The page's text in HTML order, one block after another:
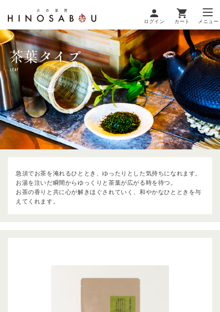
ログイン カート メニュー
急須でお茶を淹れるひととき、ゆったりとした気持ちになれます。
お湯を注いだ瞬間からゆっくりと茶葉が広がる時を待つ。
お茶の香りと共に心が解きほぐされていく、和やかなひとときを与
えてくれます。